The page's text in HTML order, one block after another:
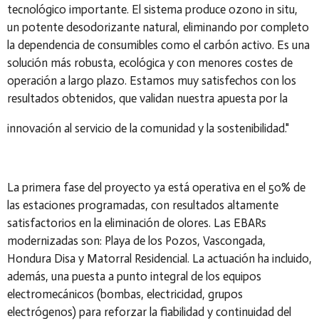
tecnológico importante. El sistema produce ozono in situ,
un potente desodorizante natural, eliminando por completo
la dependencia de consumibles como el carbón activo. Es una
solución más robusta, ecológica y con menores costes de
operación a largo plazo. Estamos muy satisfechos con los
resultados obtenidos, que validan nuestra apuesta por la
innovación al servicio de la comunidad y la sostenibilidad."
La primera fase del proyecto ya está operativa en el 50% de
las estaciones programadas, con resultados altamente
satisfactorios en la eliminación de olores. Las EBARs
modernizadas son: Playa de los Pozos, Vascongada,
Hondura Disa y Matorral Residencial. La actuación ha incluido,
además, una puesta a punto integral de los equipos
electromecánicos (bombas, electricidad, grupos
electrógenos) para reforzar la fiabilidad y continuidad del